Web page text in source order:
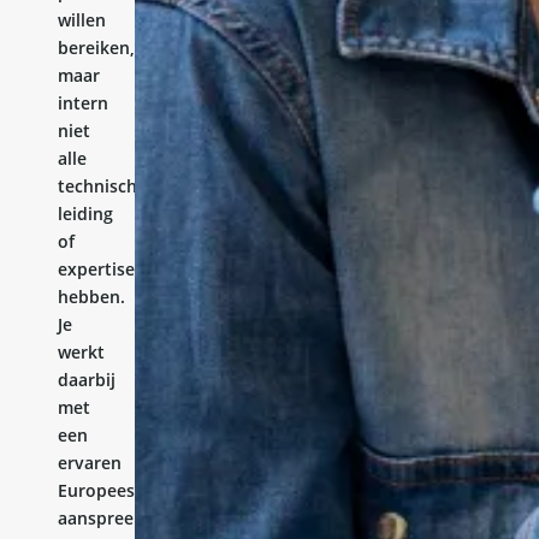
willen
bereiken,
maar
intern
niet
alle
technische
leiding
of
expertise
hebben.
Je
werkt
daarbij
met
een
ervaren
Europees
aanspreekpunt.